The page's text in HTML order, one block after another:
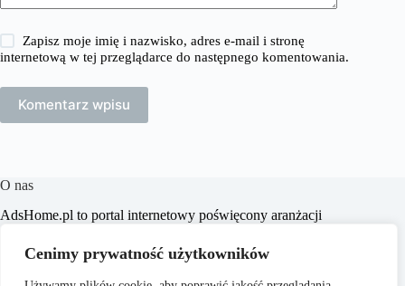
Cenimy prywatność użytkowników
Zapisz moje imię i nazwisko, adres e-mail i stronę
internetową w tej przeglądarce do następnego komentowania.
Komentarz wpisu
O nas
​AdsHome.pl to portal internetowy poświęcony aranżacji
celem jest dostarczanie praktycznych wskazówek i inspiracji,
które pomogą czytelnikom w tworzeniu komfortowych i
stylowych przestrzeni życiowych.